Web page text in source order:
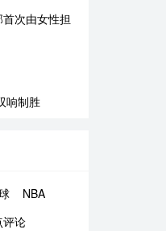
次由女性担
响制胜
NBA
评论